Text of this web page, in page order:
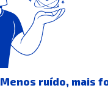
Menos ruído, mais